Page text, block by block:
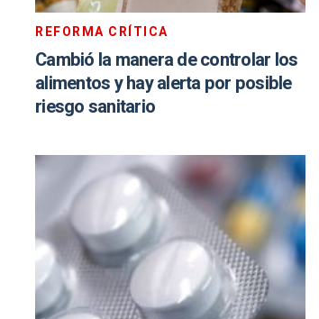
REFORMA CRÍTICA
Cambió la manera de controlar los
alimentos y hay alerta por posible
riesgo sanitario